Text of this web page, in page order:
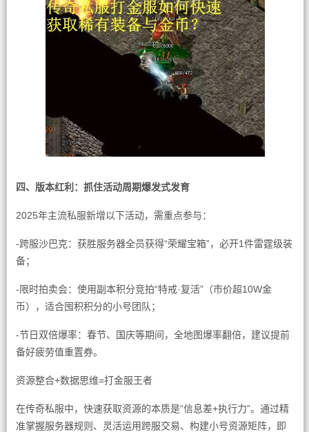
四、版本红利：抓住活动周期爆发式发育
2025年主流私服新增以下活动，需重点参与：
-跨服沙巴克：获胜服务器全员获得“荣耀宝箱”，必开1件雷霆级装
备；
-限时拍卖会：使用副本积分竞拍“特戒·复活”（市价超10W金
币），适合囤积积分的小号团队；
-节日双倍爆率：春节、国庆等期间，全地图爆率翻倍，建议提前
备好疲劳值重置券。
资源整合+数据思维=打金服王者
在传奇私服中，快速获取资源的本质是“信息差+执行力”。通过精
准掌握服务器规则、灵活运用跨服交易、构建小号资源矩阵，即